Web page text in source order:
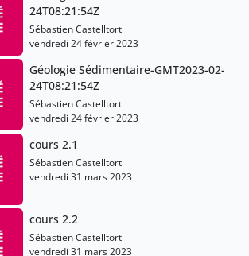
24T08:21:54Z
Sébastien Castelltort
vendredi 24 février 2023
Géologie Sédimentaire-GMT2023-02-
24T08:21:54Z
Sébastien Castelltort
vendredi 24 février 2023
cours 2.1
Sébastien Castelltort
vendredi 31 mars 2023
cours 2.2
Sébastien Castelltort
vendredi 31 mars 2023